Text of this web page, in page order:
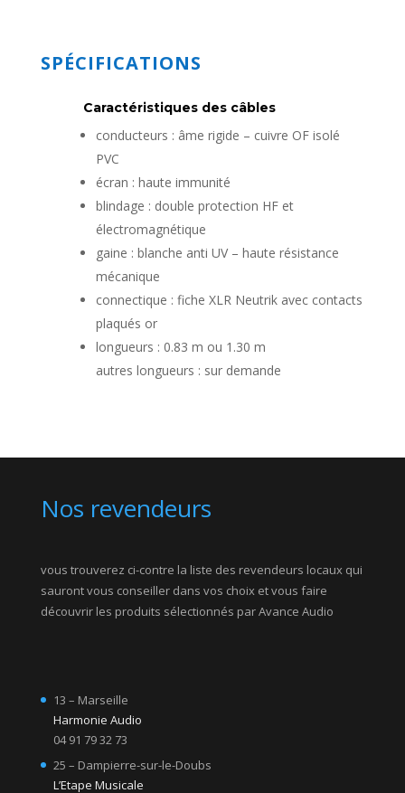
SPÉCIFICATIONS
Caractéristiques des câbles
conducteurs : âme rigide – cuivre OF isolé
PVC
écran : haute immunité
blindage : double protection HF et
électromagnétique
gaine : blanche anti UV – haute résistance
mécanique
connectique : fiche XLR Neutrik avec contacts
plaqués or
longueurs : 0.83 m ou 1.30 m
autres longueurs : sur demande
Nos revendeurs
vous trouverez ci-contre la liste des revendeurs locaux qui
sauront vous conseiller dans vos choix et vous faire
découvrir les produits sélectionnés par Avance Audio
13 – Marseille
Harmonie Audio
04 91 79 32 73
25 – Dampierre-sur-le-Doubs
L’Etape Musicale